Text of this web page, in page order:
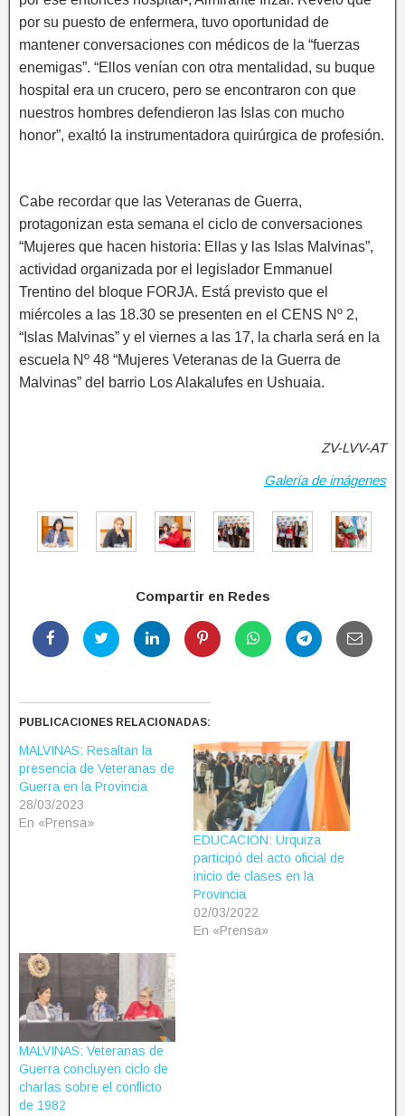
por su puesto de enfermera, tuvo oportunidad de
mantener conversaciones con médicos de la “fuerzas
enemigas”. “Ellos venían con otra mentalidad, su buque
hospital era un crucero, pero se encontraron con que
nuestros hombres defendieron las Islas con mucho
honor”, exaltó la instrumentadora quirúrgica de profesión.
Cabe recordar que las Veteranas de Guerra,
protagonizan esta semana el ciclo de conversaciones
“Mujeres que hacen historia: Ellas y las Islas Malvinas”,
actividad organizada por el legislador Emmanuel
Trentino del bloque FORJA. Está previsto que el
miércoles a las 18.30 se presenten en el CENS Nº 2,
“Islas Malvinas” y el viernes a las 17, la charla será en la
escuela Nº 48 “Mujeres Veteranas de la Guerra de
Malvinas” del barrio Los Alakalufes en Ushuaia.
ZV-LVV-AT
Galería de imágenes
Compartir en Redes
PUBLICACIONES RELACIONADAS:
MALVINAS: Resaltan la
presencia de Veteranas de
Guerra en la Provincia
28/03/2023
En «Prensa»
EDUCACION: Urquiza
participó del acto oficial de
inicio de clases en la
Provincia
02/03/2022
En «Prensa»
MALVINAS: Veteranas de
Guerra concluyen ciclo de
charlas sobre el conflicto
de 1982